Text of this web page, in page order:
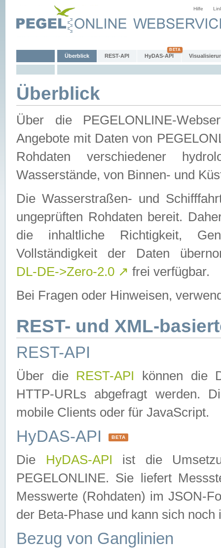
Hilfe
Überblick REST-API HyDAS-API
Überblick
Über die PEGELONLINE-
Angebote mit Daten von
Rohdaten verschiedener
Wasserstände, von Binnen- und
Die Wasserstraßen- und
ungeprüften Rohdaten bereit.
die inhaltliche Richtigkeit,
Vollständigkeit der Daten
DL-DE->Zero-2.0 ↗ frei verfügbar.
Bei Fragen oder Hinweisen,
REST- und XML-
REST-API
Über die REST-API können die
HTTP-URLs abgefragt werden.
mobile Clients oder für JavaScript.
HyDAS-API BETA
Die HyDAS-API ist die
PEGELONLINE. Sie liefert
Messwerte (Rohdaten) im JSON-
der Beta-Phase und kann sich noch
Bezug von Ganglinien